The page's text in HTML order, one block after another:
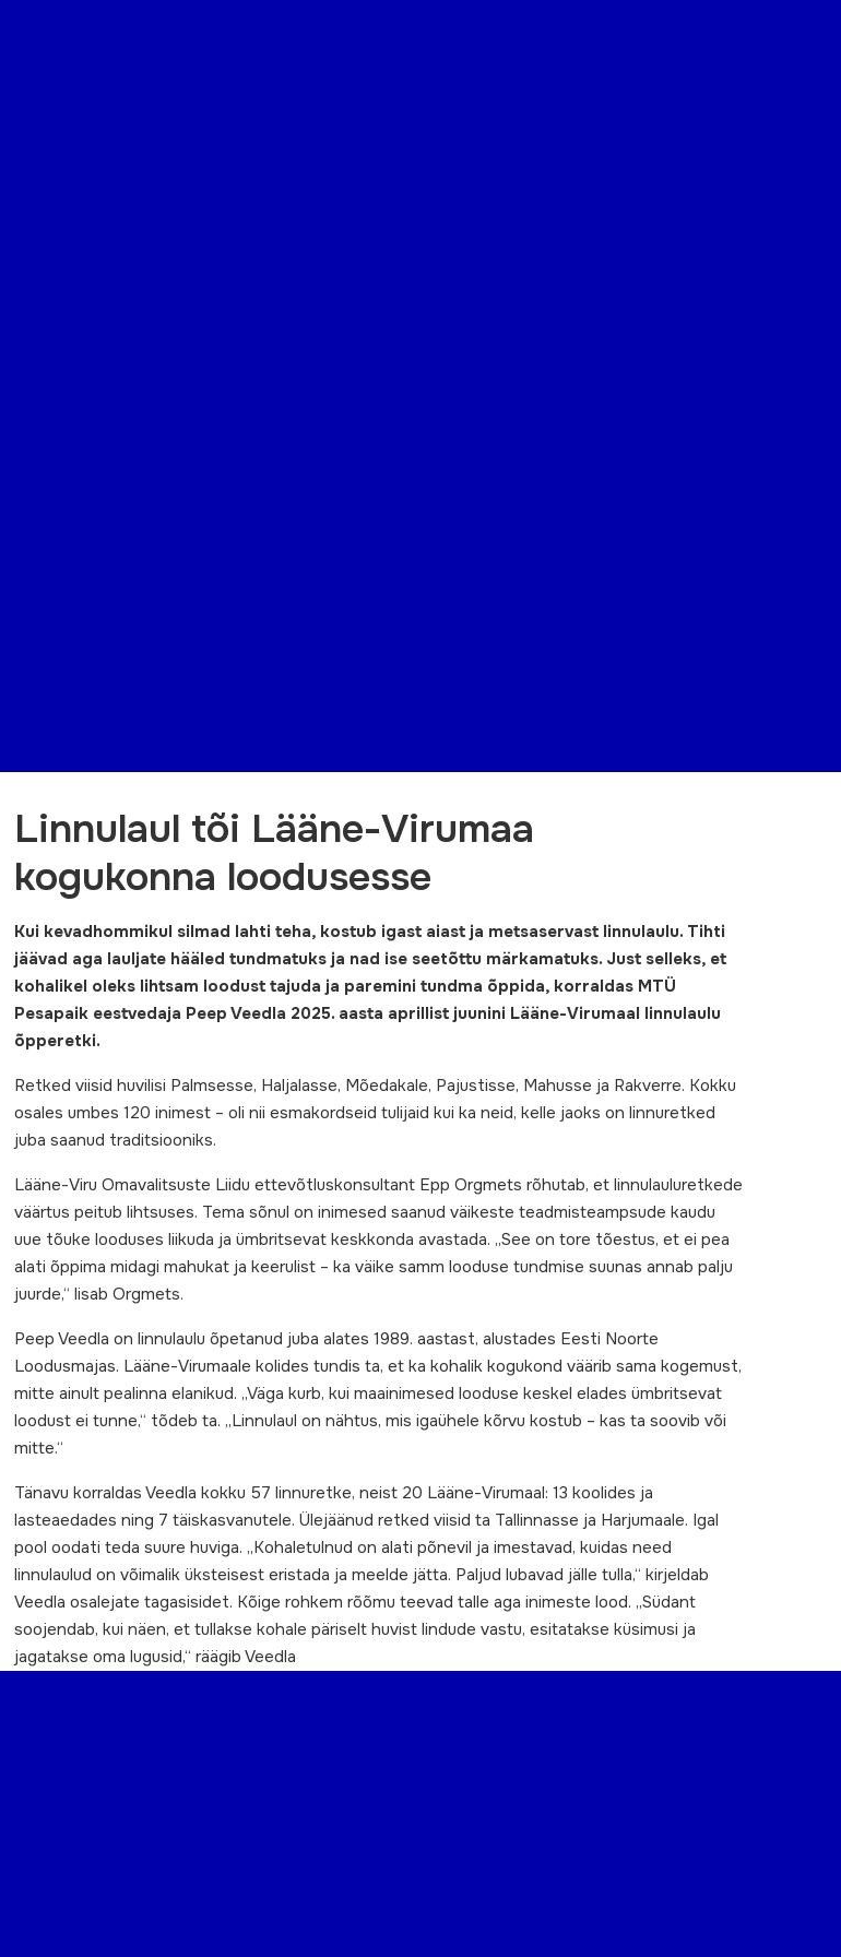
Linnulaul tõi Lääne-Virumaa
kogukonna loodusesse
Kui kevadhommikul silmad lahti teha, kostub igast aiast ja metsaservast linnulaulu. Tihti
jäävad aga lauljate hääled tundmatuks ja nad ise seetõttu märkamatuks. Just selleks, et
kohalikel oleks lihtsam loodust tajuda ja paremini tundma õppida, korraldas MTÜ
Pesapaik eestvedaja Peep Veedla 2025. aasta aprillist juunini Lääne-Virumaal linnulaulu
õpperetki.
Retked viisid huvilisi Palmsesse, Haljalasse, Mõedakale, Pajustisse, Mahusse ja Rakverre. Kokku
osales umbes 120 inimest – oli nii esmakordseid tulijaid kui ka neid, kelle jaoks on linnuretked
juba saanud traditsiooniks.
Lääne-Viru Omavalitsuste Liidu ettevõtluskonsultant Epp Orgmets rõhutab, et linnulauluretkede
väärtus peitub lihtsuses. Tema sõnul on inimesed saanud väikeste teadmisteampsude kaudu
uue tõuke looduses liikuda ja ümbritsevat keskkonda avastada. „See on tore tõestus, et ei pea
alati õppima midagi mahukat ja keerulist – ka väike samm looduse tundmise suunas annab palju
juurde,“ lisab Orgmets.
Peep Veedla on linnulaulu õpetanud juba alates 1989. aastast, alustades Eesti Noorte
Loodusmajas. Lääne-Virumaale kolides tundis ta, et ka kohalik kogukond väärib sama kogemust,
mitte ainult pealinna elanikud. „Väga kurb, kui maainimesed looduse keskel elades ümbritsevat
loodust ei tunne,“ tõdeb ta. „Linnulaul on nähtus, mis igaühele kõrvu kostub – kas ta soovib või
mitte.“
Tänavu korraldas Veedla kokku 57 linnuretke, neist 20 Lääne-Virumaal: 13 koolides ja
lasteaedades ning 7 täiskasvanutele. Ülejäänud retked viisid ta Tallinnasse ja Harjumaale. Igal
pool oodati teda suure huviga. „Kohaletulnud on alati põnevil ja imestavad, kuidas need
linnulaulud on võimalik üksteisest eristada ja meelde jätta. Paljud lubavad jälle tulla,“ kirjeldab
Veedla osalejate tagasisidet. Kõige rohkem rõõmu teevad talle aga inimeste lood. „Südant
soojendab, kui näen, et tullakse kohale päriselt huvist lindude vastu, esitatakse küsimusi ja
jagatakse oma lugusid,“ räägib Veedla